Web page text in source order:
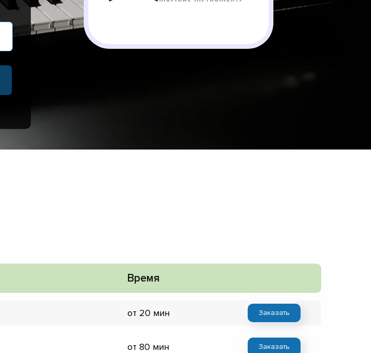
Время
от 20 мин Заказать
от 80 мин Заказать